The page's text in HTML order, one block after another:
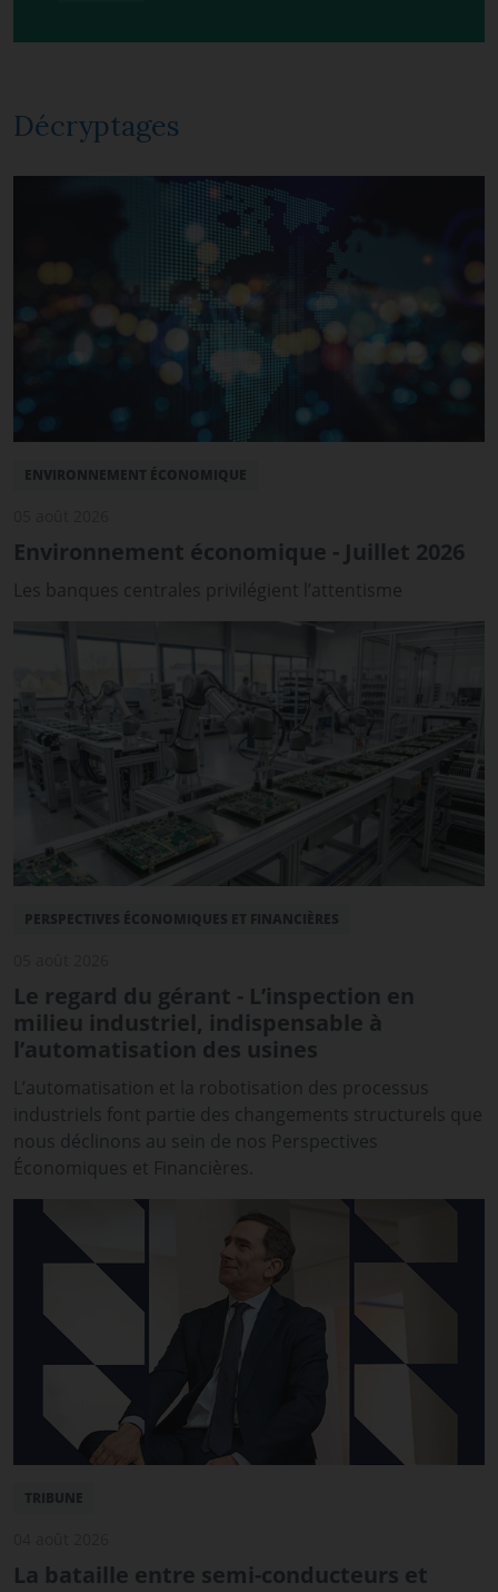
Décryptages
ENVIRONNEMENT ÉCONOMIQUE
Environnement économique - Juillet 2026
Les banques centrales privilégient l’attentisme
PERSPECTIVES ÉCONOMIQUES ET FINANCIÈRES
Le regard du gérant - L’inspection en
milieu industriel, indispensable à
l’automatisation des usines
L’automatisation et la robotisation des processus
industriels font partie des changements structurels que
nous déclinons au sein de nos Perspectives
Économiques et Financières.
TRIBUNE
La bataille entre semi-conducteurs et